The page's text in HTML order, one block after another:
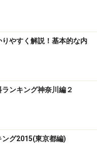
やすく解説！基本的な内
ンキング神奈川編２
グ2015(東京都編)